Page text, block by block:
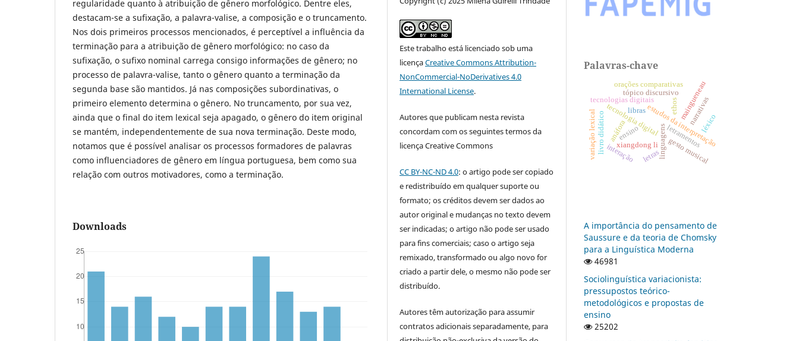
regularidade quanto à atribuição de gênero morfológico. Dentre eles,
destacam-se a sufixação, a palavra-valise, a composição e o truncamento.
Nos dois primeiros processos mencionados, é perceptível a influência da
terminação para a atribuição de gênero morfológico: no caso da
sufixação, o sufixo nominal carrega consigo informações de gênero; no
processo de palavra-valise, tanto o gênero quanto a terminação da
segunda base são mantidos. Já nas composições subordinativas, o
primeiro elemento determina o gênero. No truncamento, por sua vez,
ainda que o final do item lexical seja apagado, o gênero do item original
se mantém, independentemente de sua nova terminação. Deste modo,
notamos que é possível analisar os processos formadores de palavras
como influenciadores de gênero em língua portuguesa, bem como sua
relação com outros motivadores, como a terminação.
Downloads
Este trabalho está licenciado sob uma
licençaCreative Commons Attribution-
NonCommercial-NoDerivatives 4.0
International License.
Autores que publicam nesta revista
concordam com os seguintes termos da
licença Creative Commons
CC BY-NC-ND 4.0: o artigo pode ser copiado
e redistribuído em qualquer suporte ou
formato; os créditos devem ser dados ao
autor original e mudanças no texto devem
ser indicadas; o artigo não pode ser usado
para fins comerciais; caso o artigo seja
remixado, transformado ou algo novo for
criado a partir dele, o mesmo não pode ser
distribuído.
Autores têm autorização para assumir
contratos adicionais separadamente, para
Palavras-chave
linguagensletramentos
ensino
tecnologia digital
tecnologias digitais
xiangdong liestudos da interpretação
narrativas
interação
tópico discursivo
anáfora
orações comparativas
livro didático gesto musical
ethosmaingueneau
léxico
libras
variação lexical letras
A importância do pensamento de
Saussure e da teoria de Chomsky
para a Linguística Moderna
46981
Sociolinguística variacionista:
pressupostos teórico-
metodológicos e propostas de
ensino
25202